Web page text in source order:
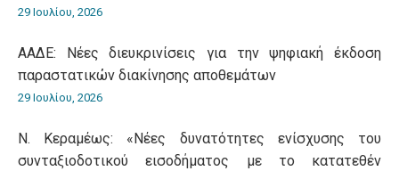
29 Ιουλίου, 2026
ΑΑΔΕ: Νέες διευκρινίσεις για την ψηφιακή έκδοση
παραστατικών διακίνησης αποθεμάτων
29 Ιουλίου, 2026
Ν. Κεραμέως: «Νέες δυνατότητες ενίσχυσης του
συνταξιοδοτικού εισοδήματος με το κατατεθέν